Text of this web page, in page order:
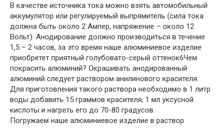
В качестве источника тока можно взять автомобильный
аккумулятор или регулируемый выпрямитель (сила тока
должна быть около 2 Ампер, напряжение – около 12
Вольт). Анодирование должно производиться в течение
1,5 – 2 часов, за это время наше алюминиевое изделие
приобретет приятный голубовато-серый оттенок6Чем
покрасить алюминий? Окрашивать анодированный
алюминий следует раствором анилинового красителя.
Для приготовления такого раствора необходимо в 1 литр
воды добавить 15 граммов красителя, 1 мл уксусной
кислоты и нагреть его до 70-80 градусов.
Погружаем наше алюминиевое изделие в раствор